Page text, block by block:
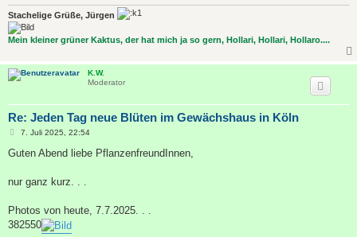
Stachelige Grüße, Jürgen
Mein kleiner grüner Kaktus, der hat mich ja so gern, Hollari, Hollari, Hollaro....
K.W.
Moderator
Re: Jeden Tag neue Blüten im Gewächshaus in Köln
B
i
a
7. Juli 2025, 22:54
Guten Abend liebe PflanzenfreundInnen,
nur ganz kurz. . .
Photos von heute, 7.7.2025. . .
382550